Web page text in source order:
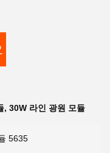
, 30W 라인 광원 모듈
5635